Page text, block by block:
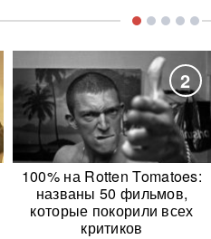
2
100% на Rotten Tomatoes:
названы 50 фильмов,
которые покорили всех
критиков